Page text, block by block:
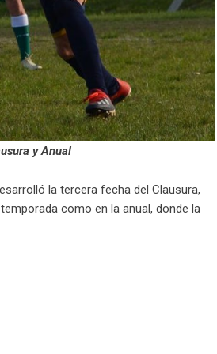
y Anual
la tercera fecha del Clausura,
como en la anual, donde la